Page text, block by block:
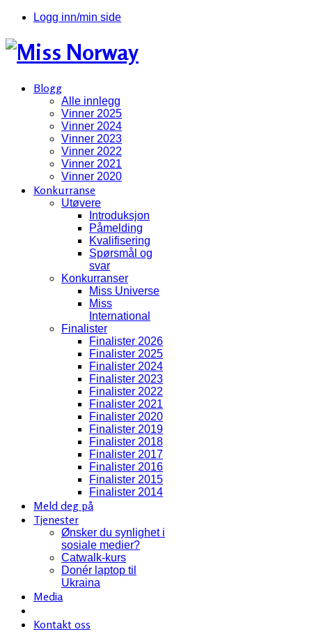
Logg inn/min side
Blogg
Alle innlegg
Vinner 2025
Vinner 2024
Vinner 2023
Vinner 2022
Vinner 2021
Vinner 2020
Konkurranse
Utøvere
Introduksjon
Påmelding
Kvalifisering
Spørsmål og
svar
Konkurranser
Miss Universe
Miss
International
Finalister
Finalister 2026
Finalister 2025
Finalister 2024
Finalister 2023
Finalister 2022
Finalister 2021
Finalister 2020
Finalister 2019
Finalister 2018
Finalister 2017
Finalister 2016
Finalister 2015
Finalister 2014
Meld deg på
Tjenester
Ønsker du synlighet i
sosiale medier?
Catwalk-kurs
Donér laptop til
Ukraina
Media
Kontakt oss